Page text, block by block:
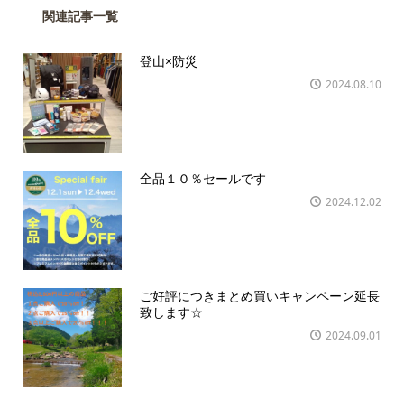
関連記事一覧
登山×防災
2024.08.10
全品１０％セールです
2024.12.02
ご好評につきまとめ買いキャンペーン延長
致します☆
2024.09.01